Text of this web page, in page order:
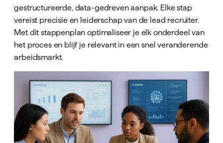
gestructureerde, data-gedreven aanpak. Elke stap
vereist precisie en leiderschap van de lead recruiter.
Met dit stappenplan optimaliseer je elk onderdeel van
het proces en blijf je relevant in een snel veranderende
arbeidsmarkt.